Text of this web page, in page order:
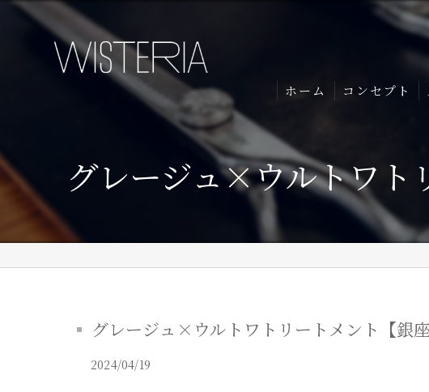
ホーム コンセプト
グレージュ×ウルトワト
グレージュ×ウルトワトリートメント【銀
2024/04/19